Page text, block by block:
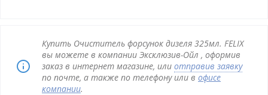
Купить Очиститель форсунок дизеля 325мл. FELIX
вы можете в компании Эксклюзив-Ойл , оформив
заказ в интернет магазине, или отправив заявку
по почте, а также по телефону или в офисе
компании.